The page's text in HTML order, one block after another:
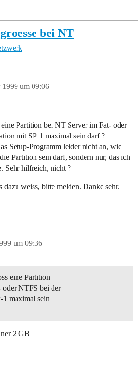
bei NT
1999 um 09:06
Partition bei NT Server im Fat- oder
mit SP-1 maximal sein darf ?
Setup-Programm leider nicht an, wie
Partition sein darf, sondern nur, das ich
Sehr hilfreich, nicht ?
dazu weiss, bitte melden. Danke sehr.
um 09:36
eine Partition
oder NTFS bei der
1 maximal sein
2 GB